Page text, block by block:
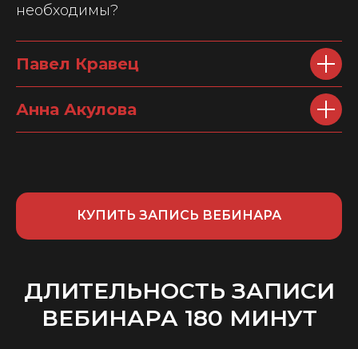
необходимы?
Павел Кравец
Анна Акулова
КУПИТЬ ЗАПИСЬ ВЕБИНАРА
ДЛИТЕЛЬНОСТЬ ЗАПИСИ
ВЕБИНАРА 180 МИНУТ